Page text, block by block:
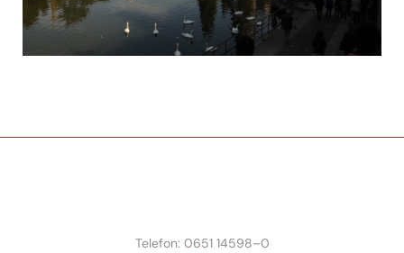
Telefon: 0651 14598–0